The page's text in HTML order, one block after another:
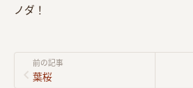
ノダ！
前の記事
葉桜